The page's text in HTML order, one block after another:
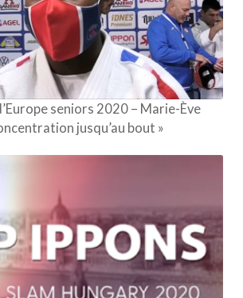
seniors 2020 – Marie-Ève
jusqu’au bout »